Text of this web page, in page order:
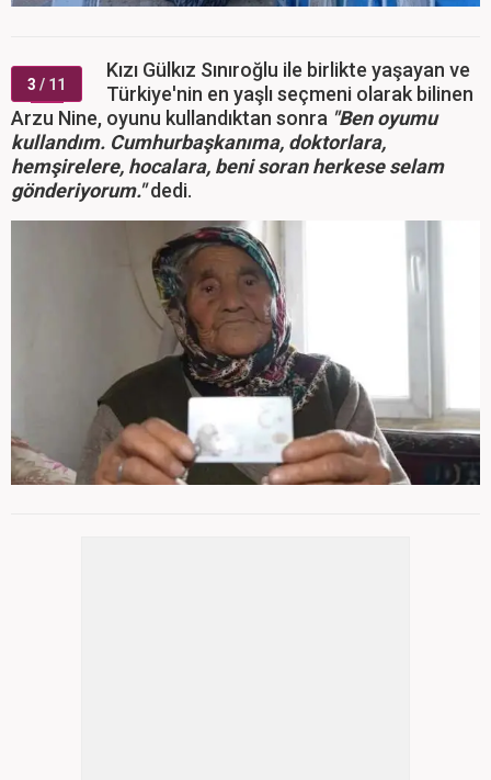
3 / 11
Kızı Gülkız Sınıroğlu ile birlikte yaşayan ve
Türkiye'nin en yaşlı seçmeni olarak bilinen
Arzu Nine, oyunu kullandıktan sonra "Ben oyumu
kullandım. Cumhurbaşkanıma, doktorlara,
hemşirelere, hocalara, beni soran herkese selam
gönderiyorum."dedi.